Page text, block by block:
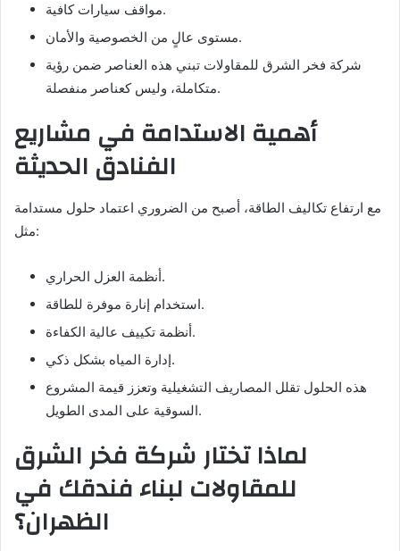
مواقف سيارات كافية.
مستوى عالٍ من الخصوصية والأمان.
شركة فخر الشرق للمقاولات تبني هذه العناصر ضمن رؤية
متكاملة، وليس كعناصر منفصلة.
أهمية الاستدامة في مشاريع
الفنادق الحديثة
مع ارتفاع تكاليف الطاقة، أصبح من الضروري اعتماد حلول مستدامة
مثل:
أنظمة العزل الحراري.
استخدام إنارة موفرة للطاقة.
أنظمة تكييف عالية الكفاءة.
إدارة المياه بشكل ذكي.
هذه الحلول تقلل المصاريف التشغيلية وتعزز قيمة المشروع
السوقية على المدى الطويل.
لماذا تختار شركة فخر الشرق
للمقاولات لبناء فندقك في
الظهران؟